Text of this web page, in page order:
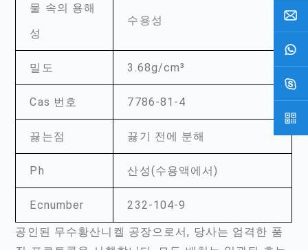
물 속의 용해
성
수용성
밀도 3.68g/cm³
Cas 번호 7786-81-4
끓는점 끓기 전에 분해
Ph 산성(수용액에서)
Ecnumber 232-104-9
공인된 무수황산니켈 공장으로서, 당사는 엄격한 품